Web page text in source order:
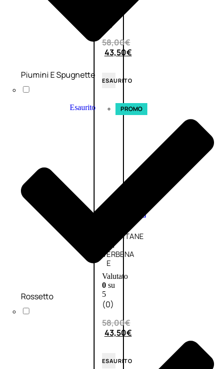
(0)
58,00€
43,50€
ESAURITO
Esaurito PROMO
Donna
L’OCCITANE
EDT
VERBENA
E
Valutato
0su
5
(0)
58,00€
43,50€
ESAURITO
Piumini E Spugnette
Rossetto